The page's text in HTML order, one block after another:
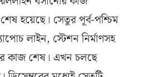
হয়েছে। সেতুর পূর্ব-পশ্চিম
লাইন, স্টেশন নির্মাণসহ
কাজ শেষ। এখন চলছে